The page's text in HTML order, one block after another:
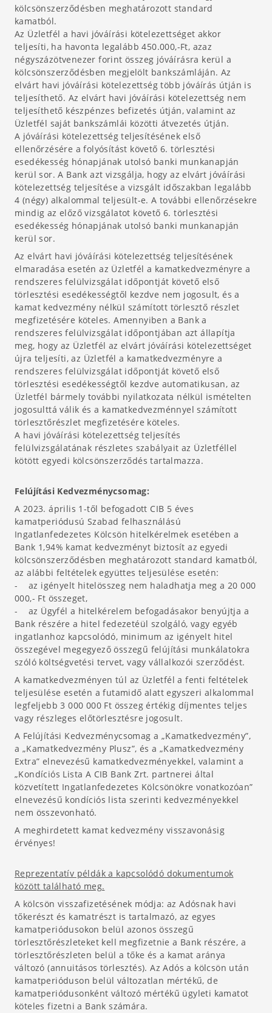
kölcsönszerződésben meghatározott standard
kamatból.
Az Üzletfél a havi jóváírási kötelezettséget akkor
teljesíti, ha havonta legalább 450.000,-Ft, azaz
négyszázötvenezer forint összeg jóváírásra kerül a
kölcsönszerződésben megjelölt bankszámláján. Az
elvárt havi jóváírási kötelezettség több jóváírás útján is
teljesíthető. Az elvárt havi jóváírási kötelezettség nem
teljesíthető készpénzes befizetés útján, valamint az
Üzletfél saját bankszámlái közötti átvezetés útján.
A jóváírási kötelezettség teljesítésének első
ellenőrzésére a folyósítást követő 6. törlesztési
esedékesség hónapjának utolsó banki munkanapján
kerül sor. A Bank azt vizsgálja, hogy az elvárt jóváírási
kötelezettség teljesítése a vizsgált időszakban legalább
4 (négy) alkalommal teljesült-e. A további ellenőrzésekre
mindig az előző vizsgálatot követő 6. törlesztési
esedékesség hónapjának utolsó banki munkanapján
kerül sor.
Az elvárt havi jóváírási kötelezettség teljesítésének
elmaradása esetén az Üzletfél a kamatkedvezményre a
rendszeres felülvizsgálat időpontját követő első
törlesztési esedékességtől kezdve nem jogosult, és a
kamat kedvezmény nélkül számított törlesztő részlet
megfizetésére köteles. Amennyiben a Bank a
rendszeres felülvizsgálat időpontjában azt állapítja
meg, hogy az Üzletfél az elvárt jóváírási kötelezettséget
újra teljesíti, az Üzletfél a kamatkedvezményre a
rendszeres felülvizsgálat időpontját követő első
törlesztési esedékességtől kezdve automatikusan, az
Üzletfél bármely további nyilatkozata nélkül ismételten
jogosulttá válik és a kamatkedvezménnyel számított
törlesztőrészlet megfizetésére köteles.
A havi jóváírási kötelezettség teljesítés
felülvizsgálatának részletes szabályait az Üzletféllel
kötött egyedi kölcsönszerződés tartalmazza.
Felújítási Kedvezménycsomag:
A 2023. április 1-től befogadott CIB 5 éves
kamatperiódusú Szabad felhasználású
Ingatlanfedezetes Kölcsön hitelkérelmek esetében a
Bank 1,94% kamat kedvezményt biztosít az egyedi
kölcsönszerződésben meghatározott standard kamatból,
az alábbi feltételek együttes teljesülése esetén:
- az igényelt hitelösszeg nem haladhatja meg a 20 000
000,- Ft összeget,
- az Ügyfél a hitelkérelem befogadásakor benyújtja a
Bank részére a hitel fedezetéül szolgáló, vagy egyéb
ingatlanhoz kapcsolódó, minimum az igényelt hitel
összegével megegyező összegű felújítási munkálatokra
szóló költségvetési tervet, vagy vállalkozói szerződést.
A kamatkedvezményen túl az Üzletfél a fenti feltételek
teljesülése esetén a futamidő alatt egyszeri alkalommal
legfeljebb 3 000 000 Ft összeg értékig díjmentes teljes
vagy részleges előtörlesztésre jogosult.
A Felújítási Kedvezménycsomag a „Kamatkedvezmény”,
a „Kamatkedvezmény Plusz”, és a „Kamatkedvezmény
Extra” elnevezésű kamatkedvezményekkel, valamint a
„Kondíciós Lista A CIB Bank Zrt. partnerei által
közvetített Ingatlanfedezetes Kölcsönökre vonatkozóan”
elnevezésű kondíciós lista szerinti kedvezményekkel
nem összevonható.
A meghirdetett kamat kedvezmény visszavonásig
érvényes!
Reprezentatív példák a kapcsolódó dokumentumok
között található meg.
A kölcsön visszafizetésének módja: az Adósnak havi
tőkerészt és kamatrészt is tartalmazó, az egyes
kamatperiódusokon belül azonos összegű
törlesztőrészleteket kell megfizetnie a Bank részére, a
törlesztőrészleten belül a tőke és a kamat aránya
változó (annuitásos törlesztés). Az Adós a kölcsön után
kamatperióduson belül változatlan mértékű, de
kamatperiódusonként változó mértékű ügyleti kamatot
köteles fizetni a Bank számára.